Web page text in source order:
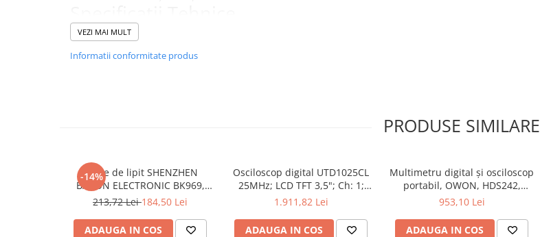
Caracteristică
Tipul
multimetru digital
Precizia
măsurării
tensiunii DC
±(0,5% + 2 cifre)
Interval de 200V, 600V
VEZI MAI MULT
Informatii conformitate produs
PRODUSE SIMILARE
-14%
Stație de lipit SHENZHEN
BAKON ELECTRONIC BK969,
200...480°C control analogic, cu
213,72 Lei184,50 Lei
ADAUGA IN COS
Osciloscop digital UTD1025CL
25MHz; LCD TFT 3,5"; Ch: 1;
250Msps; 12kpts compatibil cu
1.911,82 Lei
ADAUGA IN COS
Multimetru digital și osciloscop
portabil, OWON, HDS242,
200mV-1kV, 200mA-
953,10 Lei
ADAUGA IN COS